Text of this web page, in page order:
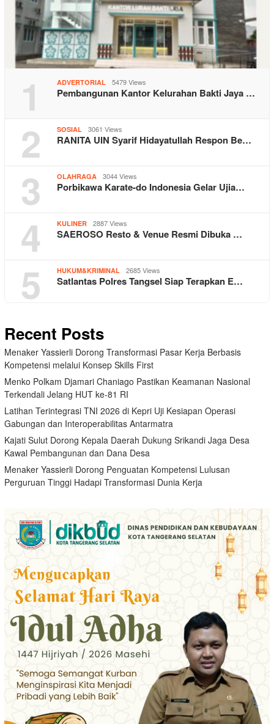
1 ADVERTORIAL 5479 Views
Pembangunan Kantor Kelurahan Bakti Jaya …
2 SOSIAL 3061 Views
RANITA UIN Syarif Hidayatullah Respon Be…
3 OLAHRAGA 3044 Views
Porbikawa Karate-do Indonesia Gelar Ujia…
4 KULINER 2887 Views
SAEROSO Resto & Venue Resmi Dibuka …
5 HUKUM&KRIMINAL 2685 Views
Satlantas Polres Tangsel Siap Terapkan E…
Recent Posts
Menaker Yassierli Dorong Transformasi Pasar Kerja Berbasis
Kompetensi melalui Konsep Skills First
Menko Polkam Djamari Chaniago Pastikan Keamanan Nasional
Terkendali Jelang HUT ke-81 RI
Latihan Terintegrasi TNI 2026 di Kepri Uji Kesiapan Operasi
Gabungan dan Interoperabilitas Antarmatra
Kajati Sulut Dorong Kepala Daerah Dukung Srikandi Jaga Desa
Kawal Pembangunan dan Dana Desa
Menaker Yassierli Dorong Penguatan Kompetensi Lulusan
Perguruan Tinggi Hadapi Transformasi Dunia Kerja